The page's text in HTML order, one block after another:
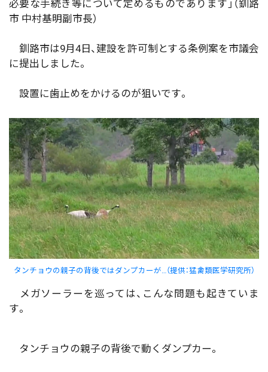
必要な手続き等について定めるものであります」（釧路
市 中村基明副市長）
釧路市は9月4日、建設を許可制とする条例案を市議会
に提出しました。
設置に歯止めをかけるのが狙いです。
タンチョウの親子の背後ではダンプカーが…（提供：猛禽類医学研究所）
メガソーラーを巡っては、こんな問題も起きていま
す。
タンチョウの親子の背後で動くダンプカー。